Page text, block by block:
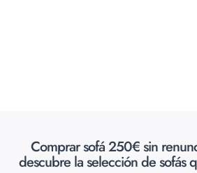
Comprar sofá 250€ sin
descubre la selección de sofás